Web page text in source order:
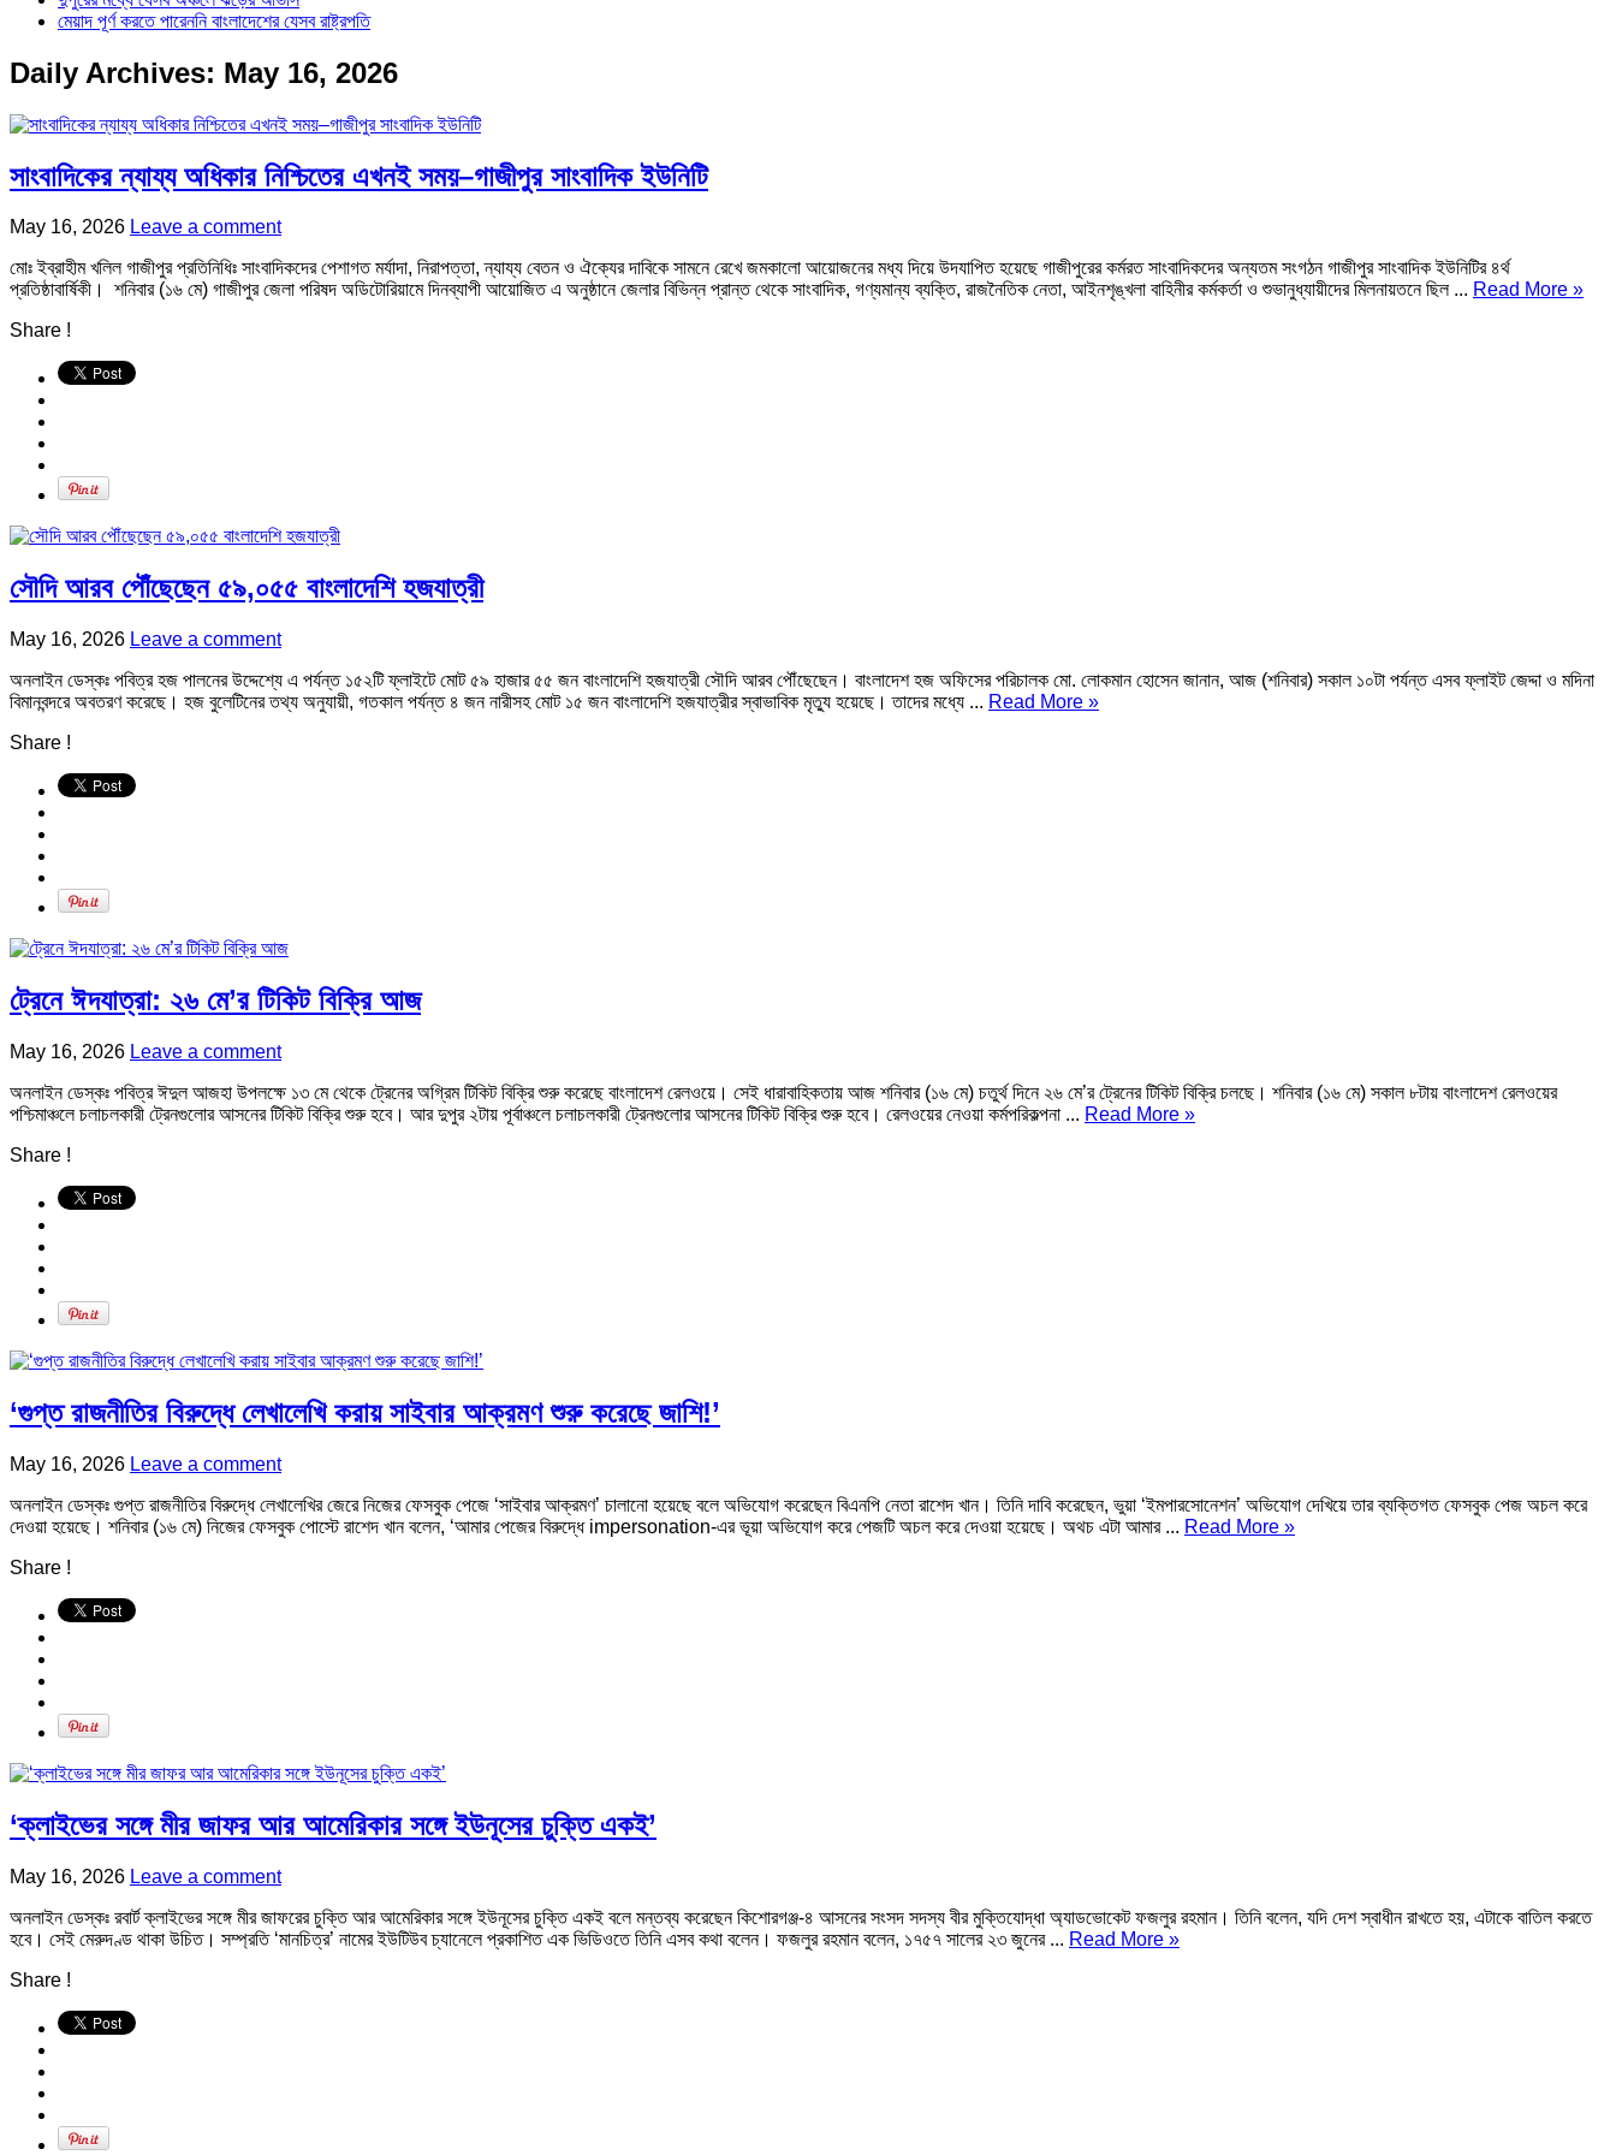
মেয়াদ পূর্ণ করতে পারেননি বাংলাদেশের যেসব রাষ্ট্রপতি
Daily Archives: May 16, 2026
সাংবাদিকের ন্যায্য অধিকার নিশ্চিতের এখনই সময়–গাজীপুর সাংবাদিক ইউনিটি
May 16, 2026 Leave a comment
মোঃ ইব্রাহীম খলিল ‎গাজীপুর প্রতিনিধিঃ ‎সাংবাদিকদের পেশাগত মর্যাদা, নিরাপত্তা, ন্যায্য বেতন ও ঐক্যের দাবিকে সামনে রেখে জমকালো আয়োজনের মধ্য দিয়ে উদযাপিত হয়েছে গাজীপুরের কর্মরত সাংবাদিকদের অন্যতম সংগঠন গাজীপুর সাংবাদিক ইউনিটির ৪র্থ
প্রতিষ্ঠাবার্ষিকী। ‎ শনিবার (১৬ মে) গাজীপুর জেলা পরিষদ অডিটোরিয়ামে দিনব্যাপী আয়োজিত এ অনুষ্ঠানে জেলার বিভিন্ন প্রান্ত থেকে সাংবাদিক, গণ্যমান্য ব্যক্তি, রাজনৈতিক নেতা, আইনশৃঙ্খলা বাহিনীর কর্মকর্তা ও শুভানুধ্যায়ীদের মিলনায়তনে ছিল ... Read More »
Share !
সৌদি আরব পৌঁছেছেন ৫৯,০৫৫ বাংলাদেশি হজযাত্রী
May 16, 2026 Leave a comment
অনলাইন ডেস্কঃ পবিত্র হজ পালনের উদ্দেশ্যে এ পর্যন্ত ১৫২টি ফ্লাইটে মোট ৫৯ হাজার ৫৫ জন বাংলাদেশি হজযাত্রী সৌদি আরব পৌঁছেছেন। বাংলাদেশ হজ অফিসের পরিচালক মো. লোকমান হোসেন জানান, আজ (শনিবার) সকাল ১০টা পর্যন্ত এসব ফ্লাইট জেদ্দা ও মদিনা
বিমানবন্দরে অবতরণ করেছে। হজ বুলেটিনের তথ্য অনুযায়ী, গতকাল পর্যন্ত ৪ জন নারীসহ মোট ১৫ জন বাংলাদেশি হজযাত্রীর স্বাভাবিক মৃত্যু হয়েছে। তাদের মধ্যে ... Read More »
Share !
ট্রেনে ঈদযাত্রা: ২৬ মে’র টিকিট বিক্রি আজ
May 16, 2026 Leave a comment
অনলাইন ডেস্কঃ পবিত্র ঈদুল আজহা উপলক্ষে ১৩ মে থেকে ট্রেনের অগ্রিম টিকিট বিক্রি শুরু করেছে বাংলাদেশ রেলওয়ে। সেই ধারাবাহিকতায় আজ শনিবার (১৬ মে) চতুর্থ দিনে ২৬ মে’র ট্রেনের টিকিট বিক্রি চলছে। শনিবার (১৬ মে) সকাল ৮টায় বাংলাদেশ রেলওয়ের
পশ্চিমাঞ্চলে চলাচলকারী ট্রেনগুলোর আসনের টিকিট বিক্রি শুরু হবে। আর দুপুর ২টায় পূর্বাঞ্চলে চলাচলকারী ট্রেনগুলোর আসনের টিকিট বিক্রি শুরু হবে। রেলওয়ের নেওয়া কর্মপরিকল্পনা ... Read More »
Share !
‘গুপ্ত রাজনীতির বিরুদ্ধে লেখালেখি করায় সাইবার আক্রমণ শুরু করেছে জাশি!’
May 16, 2026 Leave a comment
অনলাইন ডেস্কঃ গুপ্ত রাজনীতির বিরুদ্ধে লেখালেখির জেরে নিজের ফেসবুক পেজে ‘সাইবার আক্রমণ’ চালানো হয়েছে বলে অভিযোগ করেছেন বিএনপি নেতা রাশেদ খান। তিনি দাবি করেছেন, ভুয়া ‘ইমপারসোনেশন’ অভিযোগ দেখিয়ে তার ব্যক্তিগত ফেসবুক পেজ অচল করে
দেওয়া হয়েছে। শনিবার (১৬ মে) নিজের ফেসবুক পোস্টে রাশেদ খান বলেন, ‘আমার পেজের বিরুদ্ধে impersonation-এর ভূয়া অভিযোগ করে পেজটি অচল করে দেওয়া হয়েছে। অথচ এটা আমার ... Read More »
Share !
‘ক্লাইভের সঙ্গে মীর জাফর আর আমেরিকার সঙ্গে ইউনূসের চুক্তি একই’
May 16, 2026 Leave a comment
অনলাইন ডেস্কঃ রবার্ট ক্লাইভের সঙ্গে মীর জাফরের চুক্তি আর আমেরিকার সঙ্গে ইউনূসের চুক্তি একই বলে মন্তব্য করেছেন কিশোরগঞ্জ-৪ আসনের সংসদ সদস্য বীর মুক্তিযোদ্ধা অ্যাডভোকেট ফজলুর রহমান। তিনি বলেন, যদি দেশ স্বাধীন রাখতে হয়, এটাকে বাতিল করতে
হবে। সেই মেরুদণ্ড থাকা উচিত। সম্প্রতি ‘মানচিত্র’ নামের ইউটিউব চ্যানেলে প্রকাশিত এক ভিডিওতে তিনি এসব কথা বলেন। ফজলুর রহমান বলেন, ১৭৫৭ সালের ২৩ জুনের ... Read More »
Share !